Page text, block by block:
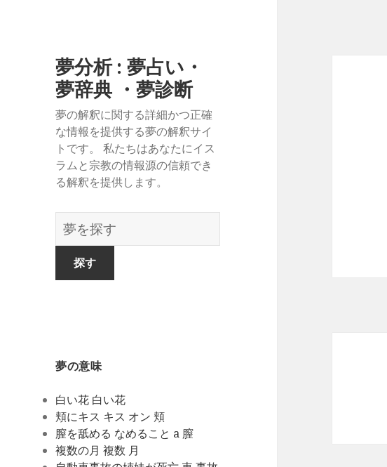
夢分析 : 夢占い・
夢辞典 ・夢診断
夢の解釈に関する詳細かつ正確
な情報を提供する夢の解釈サイ
トです。 私たちはあなたにイス
ラムと宗教の情報源の信頼でき
る解釈を提供します。
夢
の
夢の意味
白い花 白い花
頬にキス キス オン 頬
膣を舐める なめること a 膣
複数の月 複数 月